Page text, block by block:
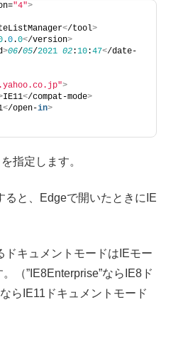
"4">
</tool>
.0.0</version>
>06/05/2021 02:10:47</date-
>
IE11</compat-mode>
</open-in>
指定します。
ると、Edgeで開いたときにIE
ドキュメントモードはIEモー
（”IE8Enterprise”ならIE8ド
らIE11ドキュメントモード